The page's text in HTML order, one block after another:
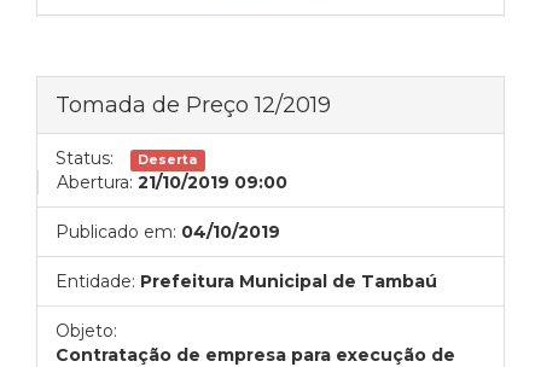
Tomada de Preço 12/2019
Status: Deserta
Abertura: 21/10/2019 09:00
Publicado em: 04/10/2019
Entidade: Prefeitura Municipal de Tambaú
Objeto:
Contratação de empresa para execução de